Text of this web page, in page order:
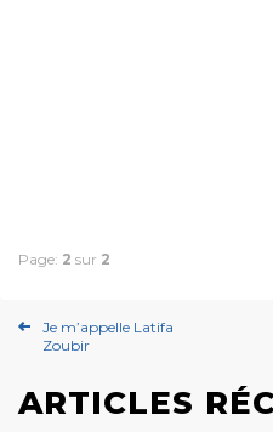
Page: 2 sur 2
Je m’appelle Latifa
Zoubir
ARTICLES